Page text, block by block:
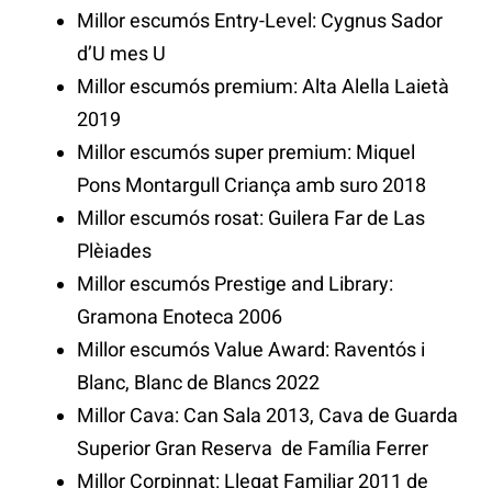
Millor escumós Entry-Level: Cygnus Sador
d’U mes U
Millor escumós premium: Alta Alella Laietà
2019
Millor escumós super premium: Miquel
Pons Montargull Criança amb suro 2018
Millor escumós rosat: Guilera Far de Las
Plèiades
Millor escumós Prestige and Library:
Gramona Enoteca 2006
Millor escumós Value Award: Raventós i
Blanc, Blanc de Blancs 2022
Millor Cava: Can Sala 2013, Cava de Guarda
Superior Gran Reserva de Família Ferrer
Millor Corpinnat: Llegat Familiar 2011 de